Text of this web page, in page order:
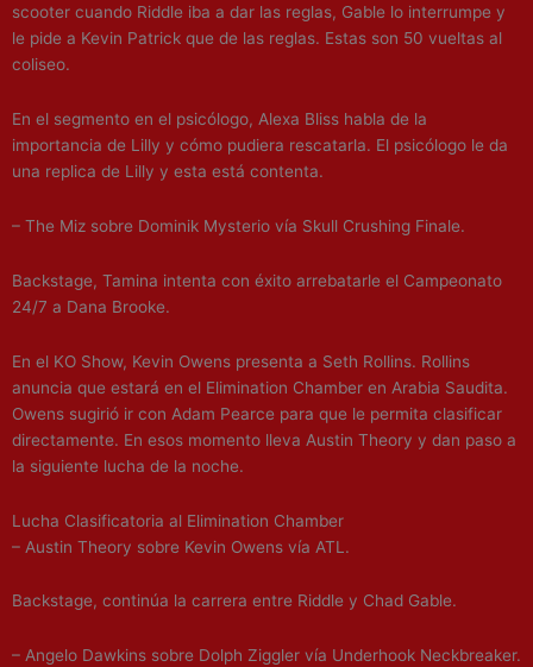
scooter cuando Riddle iba a dar las reglas, Gable lo interrumpe y
le pide a Kevin Patrick que de las reglas. Estas son 50 vueltas al
coliseo.
En el segmento en el psicólogo, Alexa Bliss habla de la
importancia de Lilly y cómo pudiera rescatarla. El psicólogo le da
una replica de Lilly y esta está contenta.
– The Miz sobre Dominik Mysterio vía Skull Crushing Finale.
Backstage, Tamina intenta con éxito arrebatarle el Campeonato
24/7 a Dana Brooke.
En el KO Show, Kevin Owens presenta a Seth Rollins. Rollins
anuncia que estará en el Elimination Chamber en Arabia Saudita.
Owens sugirió ir con Adam Pearce para que le permita clasificar
directamente. En esos momento lleva Austin Theory y dan paso a
la siguiente lucha de la noche.
Lucha Clasificatoria al Elimination Chamber
– Austin Theory sobre Kevin Owens vía ATL.
Backstage, continúa la carrera entre Riddle y Chad Gable.
– Angelo Dawkins sobre Dolph Ziggler vía Underhook Neckbreaker.